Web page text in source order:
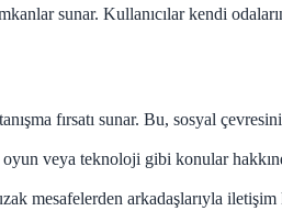
sunar. Kullanıcılar kendi
fırsatı sunar. Bu, sosyal
veya teknoloji gibi konular
mesafelerden arkadaşlarıyla